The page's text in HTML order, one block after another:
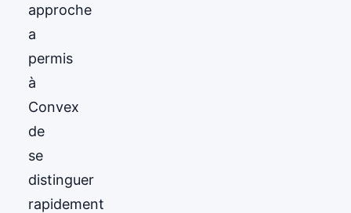
approche
a
permis
à
Convex
de
se
distinguer
rapidement